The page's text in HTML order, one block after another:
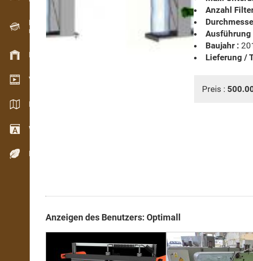
Registriergerät
Holzbestandsaufnahme im Gelände
Bestandsmanagement
Video Showroom
Kataloge / Broschüren
Wörterbuch
Holzarten
Anzahl
Ausführung
Baujahr :
Lieferung /
Preis :
Anzeigen des Benutzers: Optimall